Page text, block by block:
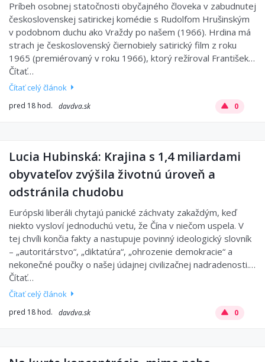
Príbeh osobnej statočnosti obyčajného človeka v zabudnutej
československej satirickej komédie s Rudolfom Hrušinským
v podobnom duchu ako Vraždy po našem (1966). Hrdina má
strach je československý čiernobiely satirický film z roku
1965 (premiérovaný v roku 1966), ktorý režíroval František…
Čítať…
Čítať celý článok
pred 18 hod. davdva.sk 0
Lucia Hubinská: Krajina s 1,4 miliardami
obyvateľov zvýšila životnú úroveň a
odstránila chudobu
Európski liberáli chytajú panické záchvaty zakaždým, keď
niekto vysloví jednoduchú vetu, že Čína v niečom uspela. V
tej chvíli končia fakty a nastupuje povinný ideologický slovník
– „autoritárstvo“, „diktatúra“, „ohrozenie demokracie“ a
nekonečné poučky o našej údajnej civilizačnej nadradenosti.…
Čítať…
Čítať celý článok
pred 18 hod. davdva.sk 0